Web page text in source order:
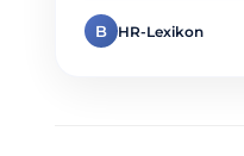
Hebel für planbare
verbindet Betrieb
B HR-Lexikon